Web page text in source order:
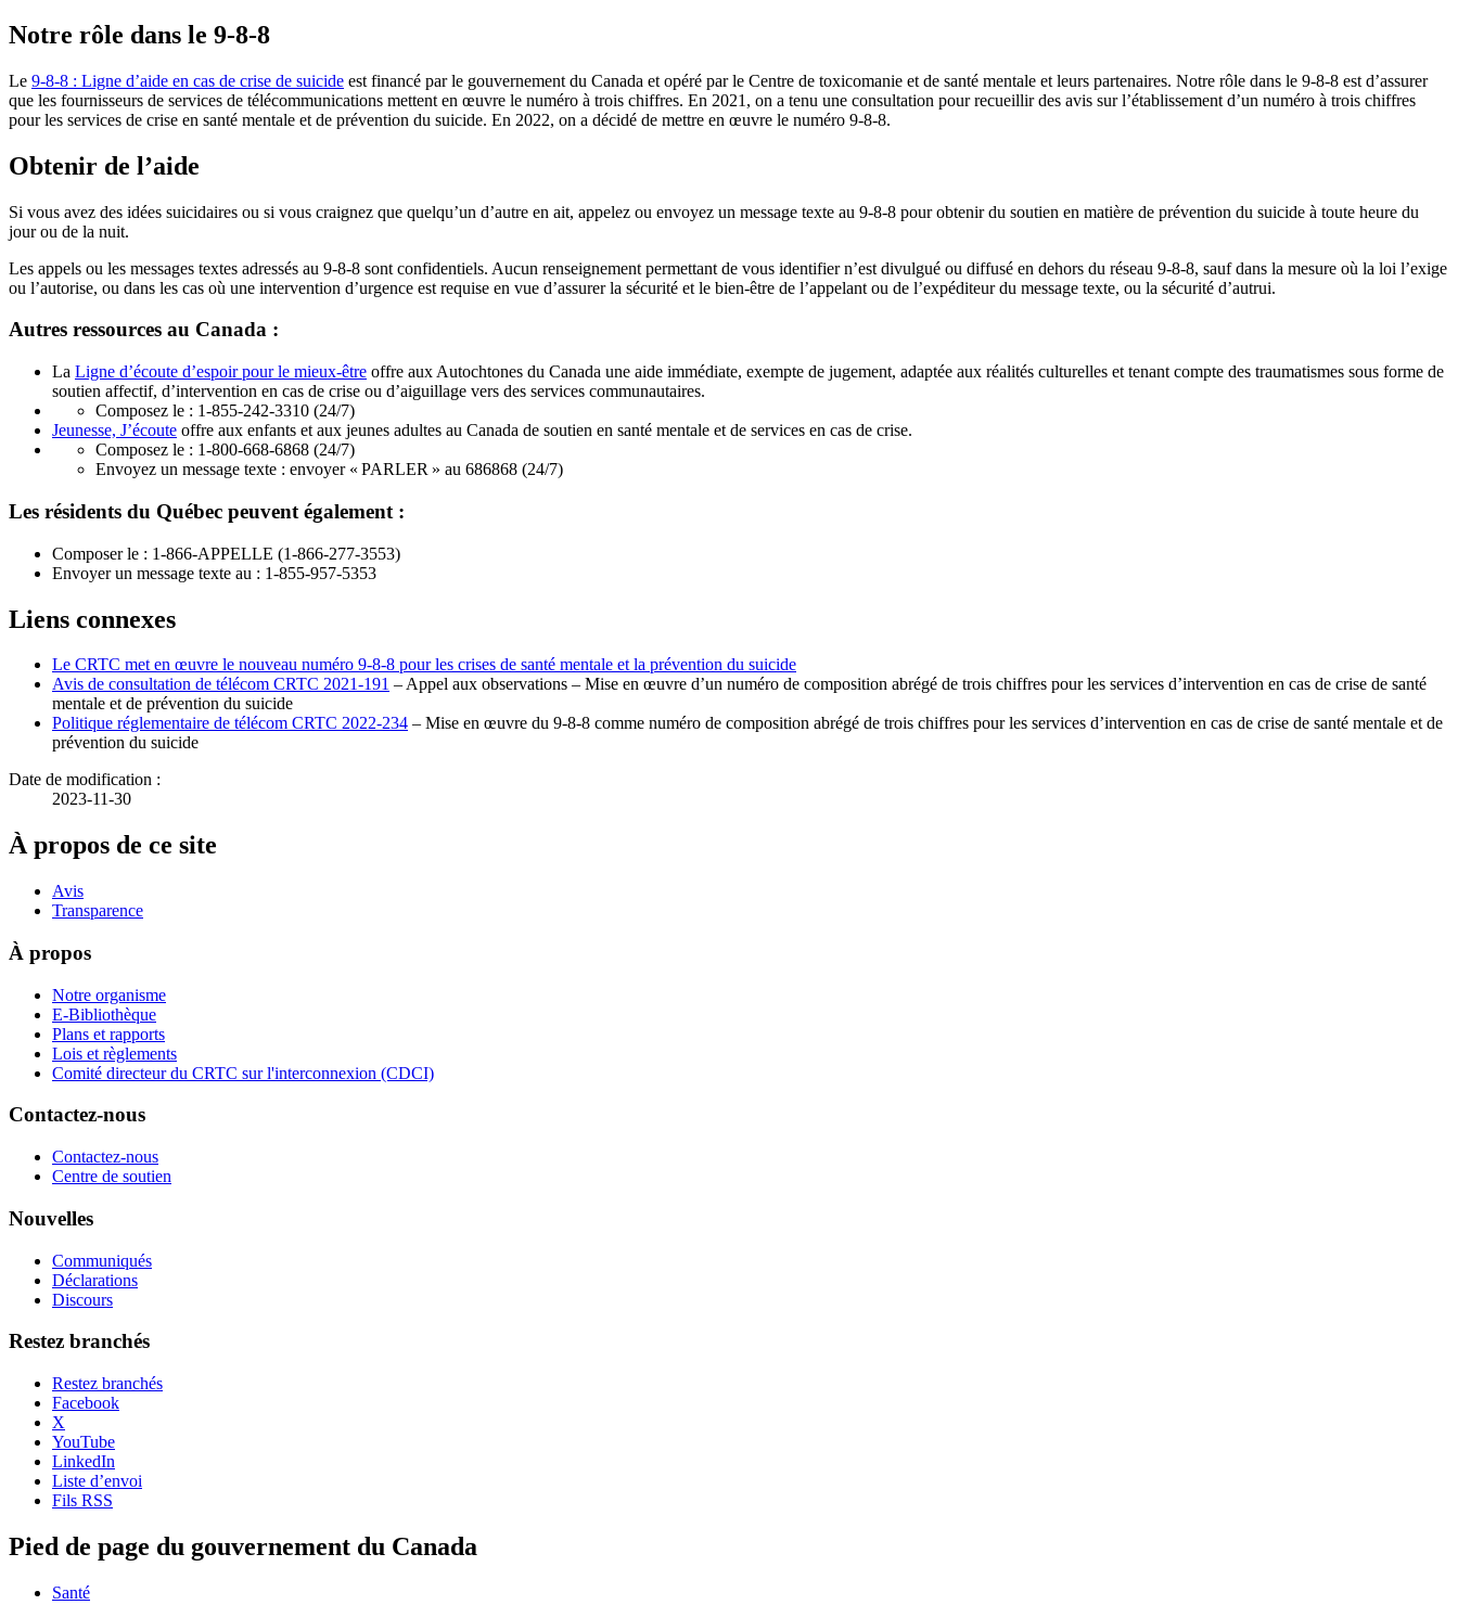
Notre rôle dans le 9-8-8
Le 9-8-8 : Ligne d’aide en cas de crise de suicide est financé par le gouvernement du Canada et opéré par le Centre de toxicomanie et de santé mentale et leurs partenaires. Notre rôle dans le 9-8-8 est d’assurer
que les fournisseurs de services de télécommunications mettent en œuvre le numéro à trois chiffres. En 2021, on a tenu une consultation pour recueillir des avis sur l’établissement d’un numéro à trois chiffres
pour les services de crise en santé mentale et de prévention du suicide. En 2022, on a décidé de mettre en œuvre le numéro 9-8-8.
Obtenir de l’aide
Si vous avez des idées suicidaires ou si vous craignez que quelqu’un d’autre en ait, appelez ou envoyez un message texte au 9-8-8 pour obtenir du soutien en matière de prévention du suicide à toute heure du
jour ou de la nuit.
Les appels ou les messages textes adressés au 9-8-8 sont confidentiels. Aucun renseignement permettant de vous identifier n’est divulgué ou diffusé en dehors du réseau 9-8-8, sauf dans la mesure où la loi l’exige
ou l’autorise, ou dans les cas où une intervention d’urgence est requise en vue d’assurer la sécurité et le bien-être de l’appelant ou de l’expéditeur du message texte, ou la sécurité d’autrui.
Autres ressources au Canada :
La Ligne d’écoute d’espoir pour le mieux-être offre aux Autochtones du Canada une aide immédiate, exempte de jugement, adaptée aux réalités culturelles et tenant compte des traumatismes sous forme de
soutien affectif, d’intervention en cas de crise ou d’aiguillage vers des services communautaires.
Composez le : 1-855-242-3310 (24/7)
Jeunesse, J’écoute offre aux enfants et aux jeunes adultes au Canada de soutien en santé mentale et de services en cas de crise.
Composez le : 1-800-668-6868 (24/7)
Envoyez un message texte : envoyer « PARLER » au 686868 (24/7)
Les résidents du Québec peuvent également :
Composer le : 1-866-APPELLE (1-866-277-3553)
Envoyer un message texte au : 1-855-957-5353
Liens connexes
Le CRTC met en œuvre le nouveau numéro 9-8-8 pour les crises de santé mentale et la prévention du suicide
Avis de consultation de télécom CRTC 2021-191 – Appel aux observations – Mise en œuvre d’un numéro de composition abrégé de trois chiffres pour les services d’intervention en cas de crise de santé
mentale et de prévention du suicide
Politique réglementaire de télécom CRTC 2022-234 – Mise en œuvre du 9-8-8 comme numéro de composition abrégé de trois chiffres pour les services d’intervention en cas de crise de santé mentale et de
prévention du suicide
Date de modification :
2023-11-30
À propos de ce site
Avis
Transparence
À propos
Notre organisme
E-Bibliothèque
Plans et rapports
Lois et règlements
Comité directeur du CRTC sur l'interconnexion (CDCI)
Contactez-nous
Contactez-nous
Centre de soutien
Nouvelles
Communiqués
Déclarations
Discours
Restez branchés
Restez branchés
Facebook
X
YouTube
LinkedIn
Liste d’envoi
Fils RSS
Pied de page du gouvernement du Canada
Santé